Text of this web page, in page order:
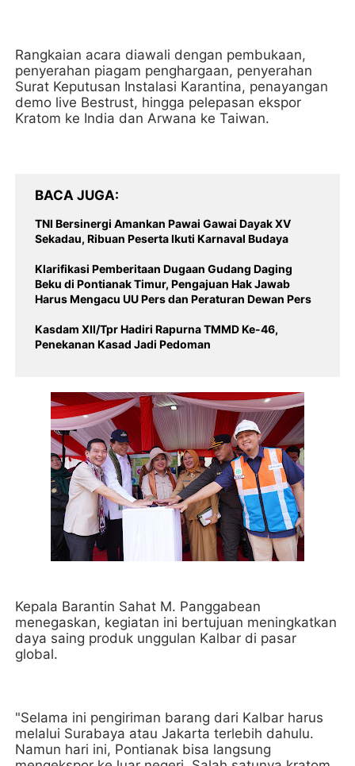
Rangkaian acara diawali dengan pembukaan,
penyerahan piagam penghargaan, penyerahan
Surat Keputusan Instalasi Karantina, penayangan
demo live Bestrust, hingga pelepasan ekspor
Kratom ke India dan Arwana ke Taiwan.
BACA JUGA
TNI Bersinergi Amankan Pawai Gawai Dayak XV
Sekadau, Ribuan Peserta Ikuti Karnaval Budaya
Klarifikasi Pemberitaan Dugaan Gudang Daging
Beku di Pontianak Timur, Pengajuan Hak Jawab
Harus Mengacu UU Pers dan Peraturan Dewan Pers
Kasdam XII/Tpr Hadiri Rapurna TMMD Ke-46,
Penekanan Kasad Jadi Pedoman
Kepala Barantin Sahat M. Panggabean
menegaskan, kegiatan ini bertujuan meningkatkan
daya saing produk unggulan Kalbar di pasar
global.
"Selama ini pengiriman barang dari Kalbar harus
melalui Surabaya atau Jakarta terlebih dahulu.
Namun hari ini, Pontianak bisa langsung